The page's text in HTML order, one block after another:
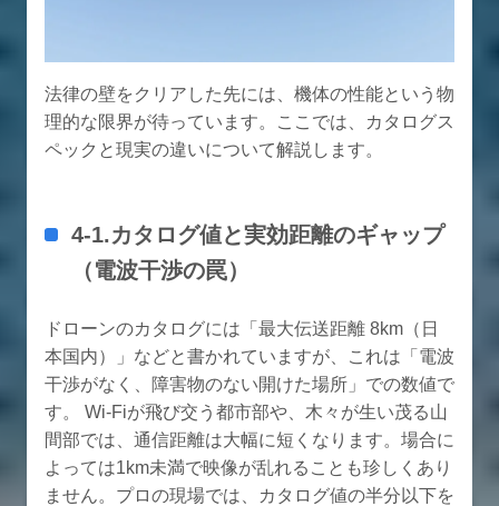
法律の壁をクリアした先には、機体の性能という物
理的な限界が待っています。ここでは、カタログス
ペックと現実の違いについて解説します。
4-1.カタログ値と実効距離のギャップ
（電波干渉の罠）
ドローンのカタログには「最大伝送距離 8km（日
本国内）」などと書かれていますが、これは「電波
干渉がなく、障害物のない開けた場所」での数値で
す。 Wi-Fiが飛び交う都市部や、木々が生い茂る山
間部では、通信距離は大幅に短くなります。場合に
よっては1km未満で映像が乱れることも珍しくあり
ません。プロの現場では、カタログ値の半分以下を